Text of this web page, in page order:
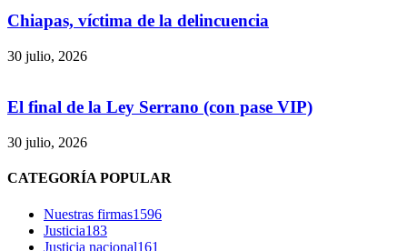
Bluesky
Chiapas, víctima de la delincuencia
30 julio, 2026
El final de la Ley Serrano (con pase VIP)
30 julio, 2026
CATEGORÍA POPULAR
Nuestras firmas1596
Justicia183
Justicia nacional161